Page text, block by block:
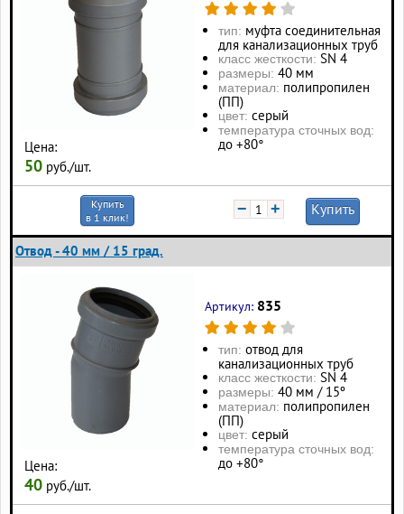
Цена:
50 руб./шт.
тип: муфта соединительная
для канализационных труб
класс жесткости: SN 4
размеры: 40 мм
материал: полипропилен
(ПП)
цвет: серый
температура сточных вод:
до +80°
Купить
в 1 клик!
− + Купить
Отвод - 40 мм / 15 град.
Цена:
40 руб./шт.
Артикул: 835
тип: отвод для
канализационных труб
класс жесткости: SN 4
размеры: 40 мм / 15º
материал: полипропилен
(ПП)
цвет: серый
температура сточных вод:
до +80°